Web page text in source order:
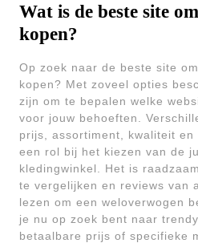
Wat is de beste site
kopen?
Op zoek naar de beste site
kopen? Met zoveel opties
zijn om te bepalen welke
voor jouw behoeften.
prijs, assortiment, kwaliteit en
een rol bij het kiezen van de
kledingwinkel. Het is
te vergelijken en reviews van
lezen om een weloverwogen
je nu op zoek bent naar
betaalbare prijs of specifieke